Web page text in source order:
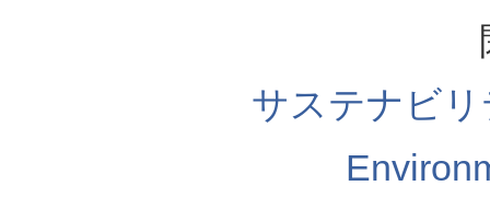
サステナビ